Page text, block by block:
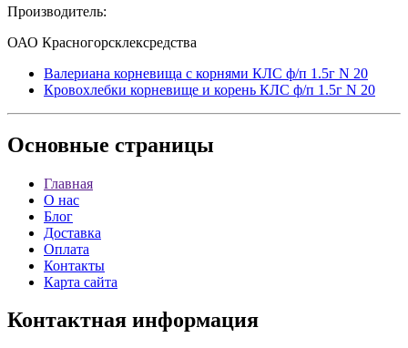
Производитель:
ОАО Красногорсклексредства
Валериана корневища с корнями КЛС ф/п 1.5г N 20
Кровохлебки корневище и корень КЛС ф/п 1.5г N 20
Основные страницы
Главная
О нас
Блог
Доставка
Оплата
Контакты
Карта сайта
Контактная информация